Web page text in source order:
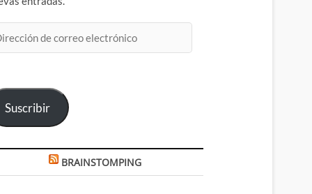
Suscribir
BRAINSTOMPING